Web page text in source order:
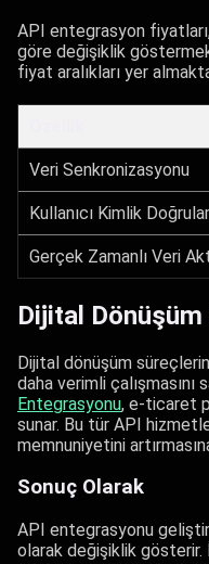
API entegrasyon
göre değişiklik
fiyat aralıkları yer
Veri Senkronizasyonu
Kullanıcı Kimlik
Gerçek Zamanlı Veri
Dijital
Dijital dönüşüm
daha verimli çalışmasını
Entegrasyonu, e-ticaret
sunar. Bu tür API
memnuniyetini
Sonuç Olarak
API entegrasyonu
olarak değişiklik gösterir.